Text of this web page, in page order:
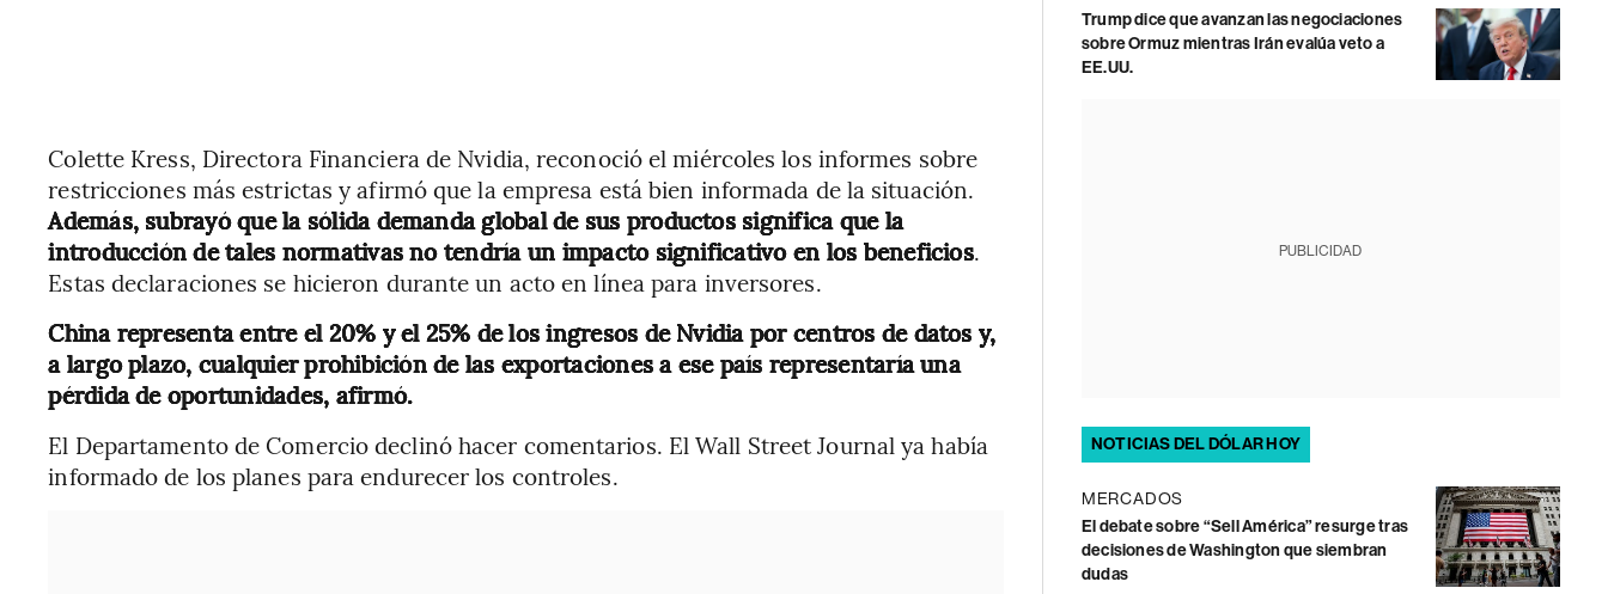
Colette Kress, Directora Financiera de Nvidia, reconoció el miércoles los informes sobre
restricciones más estrictas y afirmó que la empresa está bien informada de la situación.
Además, subrayó que la sólida demanda global de sus productos significa que la
introducción de tales normativas no tendría un impacto significativo en los beneficios.
Estas declaraciones se hicieron durante un acto en línea para inversores.
China representa entre el 20% y el 25% de los ingresos de Nvidia por centros de datos y,
a largo plazo, cualquier prohibición de las exportaciones a ese país representaría una
pérdida de oportunidades, afirmó.
El Departamento de Comercio declinó hacer comentarios. El Wall Street Journal ya había
informado de los planes para endurecer los controles.
Trump dice que avanzan las negociaciones
sobre Ormuz mientras Irán evalúa veto a
EE.UU.
PUBLICIDAD
NOTICIAS DEL DÓLAR HOY
MERCADOS
El debate sobre “Sell América” resurge tras
decisiones de Washington que siembran
dudas